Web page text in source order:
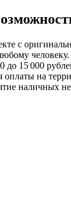
с
человеку.
15 000
оплаты на
наличных